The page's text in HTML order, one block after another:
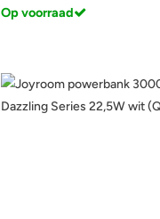
Op voorraad